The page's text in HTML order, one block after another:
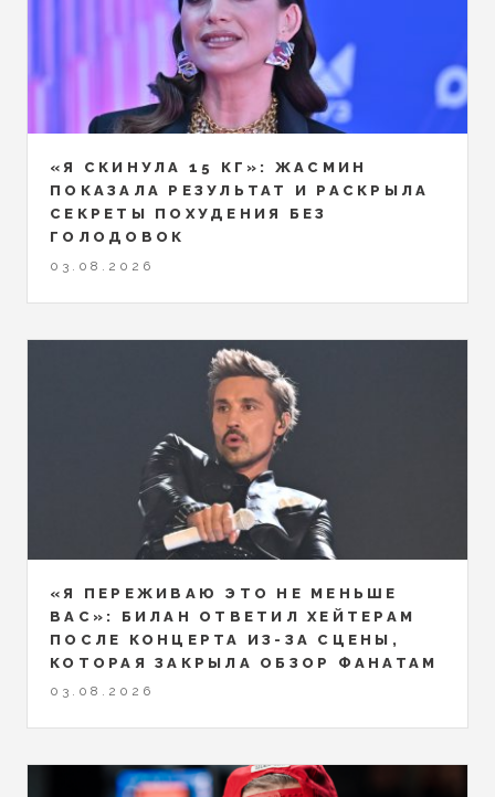
«Я СКИНУЛА 15 КГ»: ЖАСМИН
ПОКАЗАЛА РЕЗУЛЬТАТ И РАСКРЫЛА
СЕКРЕТЫ ПОХУДЕНИЯ БЕЗ
ГОЛОДОВОК
03.08.2026
«Я ПЕРЕЖИВАЮ ЭТО НЕ МЕНЬШЕ
ВАС»: БИЛАН ОТВЕТИЛ ХЕЙТЕРАМ
ПОСЛЕ КОНЦЕРТА ИЗ-ЗА СЦЕНЫ,
КОТОРАЯ ЗАКРЫЛА ОБЗОР ФАНАТАМ
03.08.2026